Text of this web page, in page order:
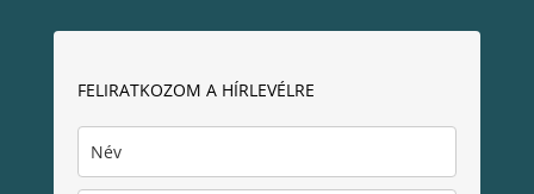
FELIRATKOZOM A HÍRLEVÉLRE